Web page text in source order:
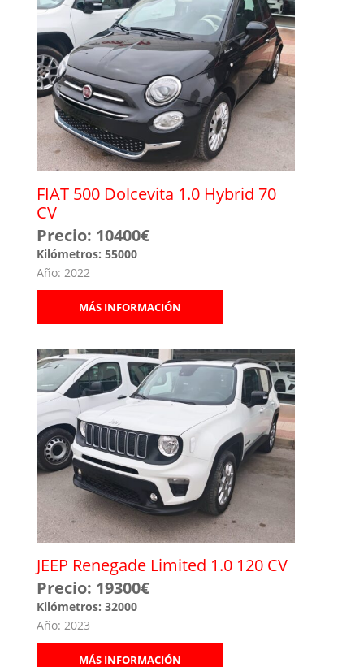
FIAT 500 Dolcevita 1.0 Hybrid 70
CV
Precio: 10400€
Kilómetros: 55000
Año: 2022
MÁS INFORMACIÓN
JEEP Renegade Limited 1.0 120 CV
Precio: 19300€
Kilómetros: 32000
Año: 2023
MÁS INFORMACIÓN